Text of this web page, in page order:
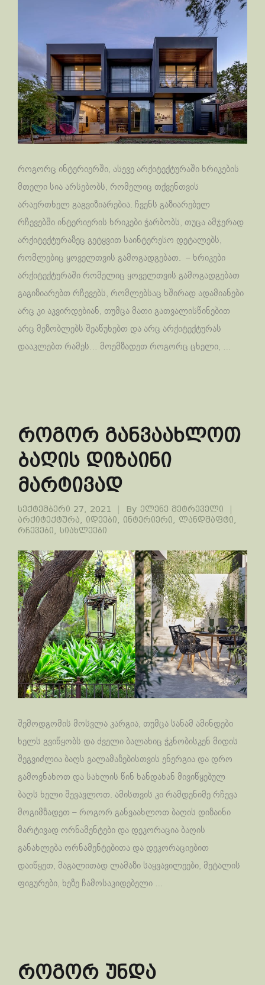
როგორც ინტერიერში, ასევე არქიტექტურაში ხრიკების
მთელი სია არსებობს, რომელიც თქვენთვის
არაერთხელ გაგვიზიარებია. ჩვენს გაზიარებულ
რჩევებში ინტერიერის ხრიკები ჭარბობს, თუცა ამჯერად
არქიტექტურაზეც გეტყვით საინტერესო დეტალებს,
რომლებიც ყოველთვის გამოგადგებათ. – ხრიკები
არქიტექტურაში რომელიც ყოველთვის გამოგადგებათ
გაგიზიარებთ რჩევებს, რომლებსაც ხშირად ადამიანები
არც კი აკვირდებიან, თუმცა მათი გათვალისწინებით
არც მეზობლებს შეაწუხებთ და არც არქიტექტურას
დააკლებთ რამეს… მოემზადეთ როგორც ცხელი, …
როგორ განვაახლოთ
ბაღის დიზაინი
მარტივად
სექტემბერი 27, 2021 By ელენე მეტრეველი
არქიტექტურა, იდეები, ინტერიერი, ლანდშაფტი,
რჩევები, სიახლეები
შემოდგომის მოსვლა კარგია, თუმცა სანამ ამინდები
ხელს გვიწყობს და ძველი ბალახიც ჭკნობისკენ მიდის
შეგვიძლია ბაღს გალამაზებისთვის ენერგია და დრო
გამოვნახოთ და სახლის წინ ხანდახან მივიწყებულ
ბაღს ხელი შევავლოთ. ამისთვის კი რამდენიმე რჩევა
მოგიმზადეთ – როგორ განვაახლოთ ბაღის დიზაინი
მარტივად ორნამენტები და დეკორაცია ბაღის
განახლება ორნამენტებითა და დეკორაციებით
დაიწყეთ, მაგალითად ლამაზი საყვავილეები, მეტალის
ფიგურები, ხეზე ჩამოსაკიდებელი …
როგორ უნდა